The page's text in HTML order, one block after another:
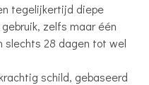
tegelijkertijd diepe
zelfs maar één
slechts 28 dagen tot wel
schild, gebaseerd